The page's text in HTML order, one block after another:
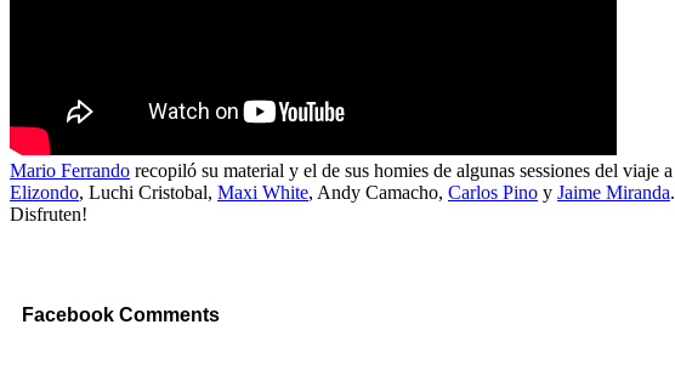
Mario Ferrando recopiló su material y el de sus homies de algunas sessiones del viaje a
Elizondo, Luchi Cristobal, Maxi White, Andy Camacho, Carlos Pino y Jaime Miranda.
Disfruten!
Facebook Comments